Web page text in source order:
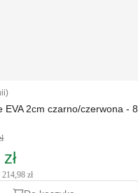
EVA 2cm czarno/czerwona - 8
zł